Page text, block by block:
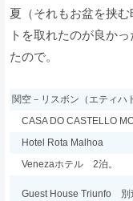
夏（それもお盆を挟
トを取れたのが良か
たので。
関空－リスボン（エティハ
CASA DO CASTELLO
Hotel Rota Malhoa
Venezaホテル 2泊。
Guest House Triunfo 別